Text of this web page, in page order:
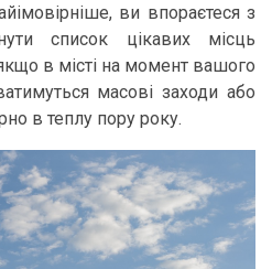
ви впораєтеся з
список цікавих місць
в місті на момент вашого
масові заходи або
в теплу пору року.